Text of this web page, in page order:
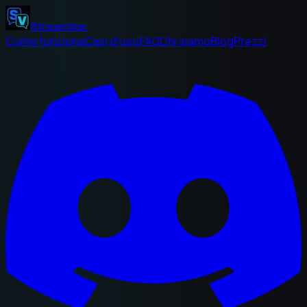
StreamVox
Come funzionaCasi d'usoFAQChi siamoBlogPrezzi